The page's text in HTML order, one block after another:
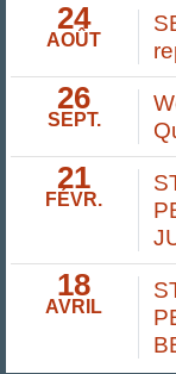
24
AOÛT
26
SEPT.
21
FÉVR.
18
AVRIL